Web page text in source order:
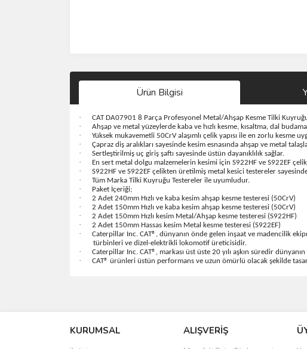
Ürün Bilgisi
· CAT DA07901 8 Parça Profesyonel Metal/Ahşap Kesme Tilki
· Ahşap ve metal yüzeylerde kaba ve hızlı kesme, kısaltma, dal
· Yüksek mukavemetli 50CrV alaşımlı çelik yapısı ile en zorlu kesme
· Çapraz diş aralıkları sayesinde kesim esnasında ahşap ve metal
· Sertleştirilmiş uç giriş şaftı sayesinde üstün dayanıklılık sağlar.
· En sert metal dolgu malzemelerin kesimi için S922HF ve S922EF
· S922HF ve S922EF çelikten üretilmiş metal kesici testereler
· Tüm Marka Tilki Kuyruğu Testereler ile uyumludur.
· Paket İçeriği;
· 2 Adet 240mm Hızlı ve kaba kesim ahşap kesme testeresi (50CrV)
· 2 Adet 150mm Hızlı ve kaba kesim ahşap kesme testeresi (50CrV)
· 2 Adet 150mm Hızlı kesim Metal/Ahşap kesme testeresi (S922HF)
· 2 Adet 150mm Hassas kesim Metal kesme testeresi (S922EF)
·
Caterpillar Inc. CAT®, dünyanın önde gelen inşaat ve madencilik
türbinleri ve dizel-elektrikli lokomotif üreticisidir.
· Caterpillar Inc. CAT®, markası üst üste 20 yılı aşkın süredir
· CAT® ürünleri üstün performans ve uzun ömürlü olacak şekilde
Ürün resmi kalitesiz, bozuk veya görüntülenemiyor.
KURUMSAL ALIŞVERİŞ